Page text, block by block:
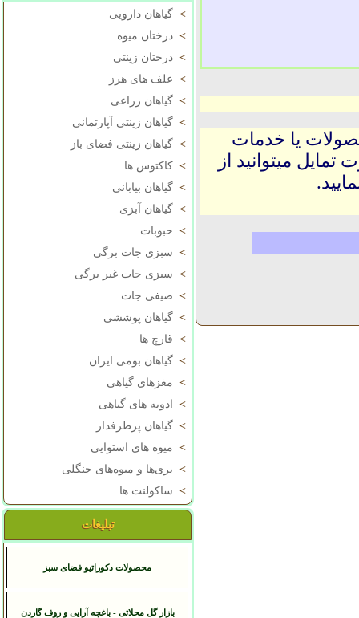
> گیاهان دارویی
> درختان میوه
> درختان زینتی
> علف های هرز
> گیاهان زراعی
> گیاهان زینتی آپارتمانی
> گیاهان زینتی فضای باز
> کاکتوس ها
> گیاهان بیابانی
> گیاهان آبزی
> حبوبات
> سبزی جات برگی
> سبزی جات غیر برگی
> صیفی جات
> گیاهان پوششی
> قارچ ها
> گیاهان بومی ایران
> مغزهای گیاهی
>
ادویه های گیاهی
> گیاهان پرطرفدار
> میوه های استوایی
> بری‌ها و میوه‌های جنگلی
> ساکولنت ها
تبلیغات
محصولات دکوراتیو فضای سبز
بازار گل محلاتی - باغچه آرایی و روف گاردن
یا خدمات
میتوانید از